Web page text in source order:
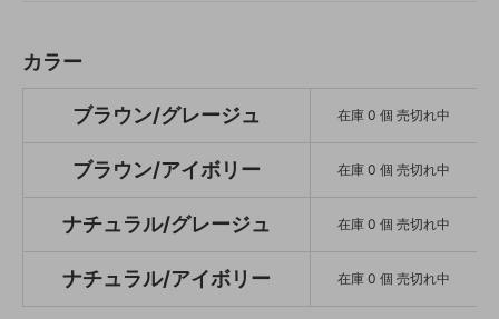
ナチュラル/グレージュ
SOLD OUT
ナチュラル/アイボリー
在庫 0 個 売切れ中
カラー
ブラウン/グレージュ 在庫 0 個 売切れ中
ブラウン/アイボリー 在庫 0 個 売切れ中
ナチュラル/グレージュ 在庫 0 個 売切れ中
ナチュラル/アイボリー 在庫 0 個 売切れ中